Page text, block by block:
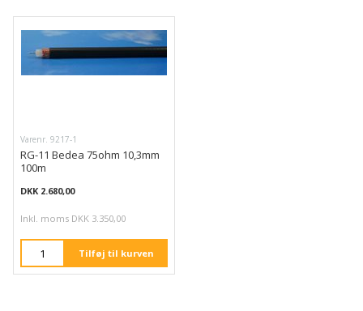
Varenr. 9217-1
RG-11 Bedea 75ohm 10,3mm
100m
DKK 2.680,00
Inkl. moms DKK 3.350,00
Tilføj til kurven